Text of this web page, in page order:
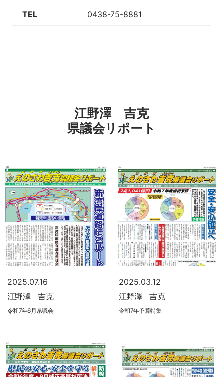
TEL 0438-75-8881
江野澤 吉克
県議会リポート
2025.07.16
江野澤 吉克
令和7年6月県議会
2025.03.12
江野澤 吉克
令和7年予算特集